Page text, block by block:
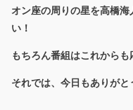
オン座の周りの星を高橋
い！
もちろん番組はこれからも
それでは、今日もありがと